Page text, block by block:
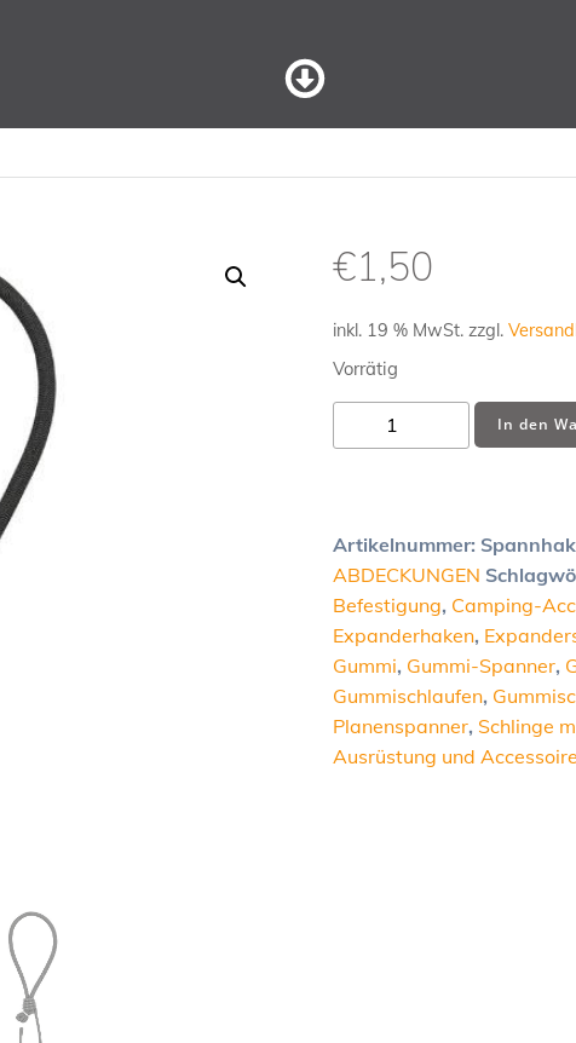
€1,50
inkl. 19 % MwSt. zzgl.
Vorrätig
Spannhaken
/
In den
Artikelnummer:
ABDECKUNGEN
Befestigung, Camping-
Expanderhaken,
Gummi, Gummi-Spanner,
Gummischlaufen,
Planenspanner, Schlinge
Ausrüstung und